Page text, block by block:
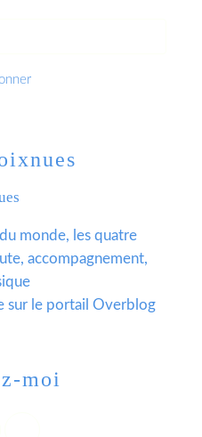
monde, les quatre
accompagnement,
sur le portail Overblog
moi